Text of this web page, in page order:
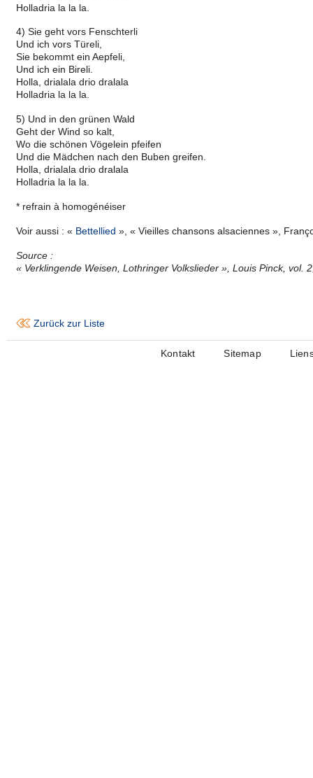
Holladria la la la.
4) Sie geht vors Fenschterli
Und ich vors Türeli,
Sie bekommt ein Aepfeli,
Und ich ein Bireli.
Holla, drialala drio dralala
Holladria la la la.
5) Und in den grünen Wald
Geht der Wind so kalt,
Wo die schönen Vögelein pfeifen
Und die Mädchen nach den Buben greifen.
Holla, drialala drio dralala
Holladria la la la.
* refrain à homogénéiser
Voir aussi : « Bettellied », « Vieilles chansons alsaciennes »,
Source :
« Verklingende Weisen, Lothringer Volkslieder », Louis Pinck, vol.
Zurück zur Liste
Kontakt Sitemap